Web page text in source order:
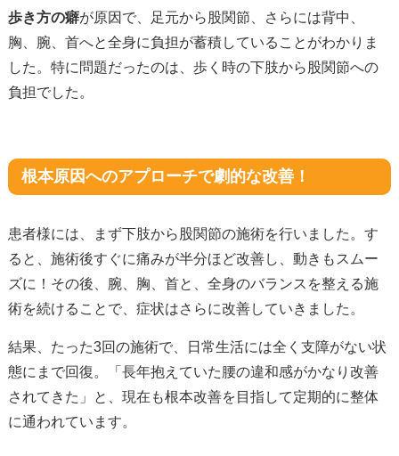
歩き方の癖が原因で、足元から股関節、さらには背中、
胸、腕、首へと全身に負担が蓄積していることがわかりま
した。特に問題だったのは、歩く時の下肢から股関節への
負担でした。
根本原因へのアプローチで劇的な改善！
患者様には、まず下肢から股関節の施術を行いました。す
ると、施術後すぐに痛みが半分ほど改善し、動きもスムー
ズに！その後、腕、胸、首と、全身のバランスを整える施
術を続けることで、症状はさらに改善していきました。
結果、たった3回の施術で、日常生活には全く支障がない状
態にまで回復。「長年抱えていた腰の違和感がかなり改善
されてきた」と、現在も根本改善を目指して定期的に整体
に通われています。